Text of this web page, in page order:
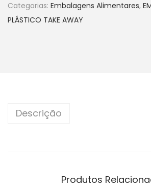
Categorias: Embalagens Alimentares,
PLÁSTICO TAKE AWAY
Descrição
Produtos